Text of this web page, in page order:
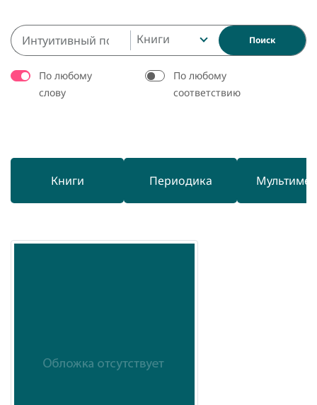
Книги Поиск
По любому
слову
По любому
соответствию
Книги Периодика